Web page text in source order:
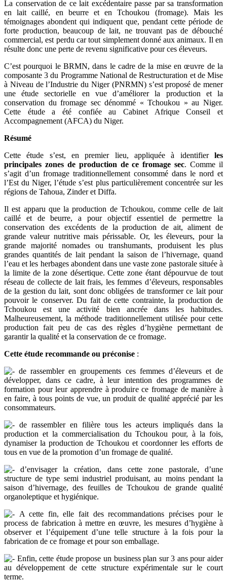
La conservation de ce lait excédentaire passe par sa transformation
en lait caillé, en beurre et en Tchoukou (fromage). Mais les
témoignages abondent qui indiquent que, pendant cette période de
forte production, beaucoup de lait, ne trouvant pas de débouché
commercial, est perdu car tout simplement donné aux animaux. Il en
résulte donc une perte de revenu significative pour ces éleveurs.
C’est pourquoi le BRMN, dans le cadre de la mise en œuvre de la
composante 3 du Programme National de Restructuration et de Mise
à Niveau de l’Industrie du Niger (PNRMN) s’est proposé de mener
une étude sectorielle en vue d’améliorer la production et la
conservation du fromage sec dénommé « Tchoukou » au Niger.
Cette étude a été confiée au Cabinet Afrique Conseil et
Accompagnement (AFCA) du Niger.
Résumé
Cette étude s’est, en premier lieu, appliquée à identifier les
principales zones de production de ce fromage sec. Comme il
s’agit d’un fromage traditionnellement consommé dans le nord et
l’Est du Niger, l’étude s’est plus particulièrement concentrée sur les
régions de Tahoua, Zinder et Diffa.
Il est apparu que la production de Tchoukou, comme celle de lait
caillé et de beurre, a pour objectif essentiel de permettre la
conservation des excédents de la production de ait, aliment de
grande valeur nutritive mais périssable. Or, les éleveurs, pour la
grande majorité nomades ou transhumants, produisent les plus
grandes quantités de lait pendant la saison de l’hivernage, quand
l’eau et les herbages abondent dans une vaste zone pastorale située à
la limite de la zone désertique. Cette zone étant dépourvue de tout
réseau de collecte de lait frais, les femmes d’éleveurs, responsables
de la gestion du lait, sont donc obligées de transformer ce lait pour
pouvoir le conserver. Du fait de cette contrainte, la production de
Tchoukou est une activité bien ancrée dans les habitudes.
Malheureusement, la méthode traditionnellement utilisée pour cette
production fait peu de cas des règles d’hygiène permettant de
garantir la qualité et la conservation de ce fromage.
Cette étude recommande ou préconise :
de rassembler en groupements ces femmes d’éleveurs et de
développer, dans ce cadre, à leur intention des programmes de
formation pour leur apprendre à produire ce fromage de manière à
en faire, à tous points de vue, un produit de qualité apprécié par les
consommateurs.
de rassembler en filière tous les acteurs impliqués dans la
production et la commercialisation du Tchoukou pour, à la fois,
dynamiser la production de Tchoukou et coordonner les efforts de
tous en vue de la promotion d’un fromage de qualité.
d’envisager la création, dans cette zone pastorale, d’une
structure de type semi industriel produisant, au moins pendant la
saison d’hivernage, des feuilles de Tchoukou de grande qualité
organoleptique et hygiénique.
A cette fin, elle fait des recommandations précises pour le
process de fabrication à mettre en œuvre, les mesures d’hygiène à
observer et l’équipement d’une telle structure à la fois pour la
fabrication de ce fromage et pour son emballage.
Enfin, cette étude propose un business plan sur 3 ans pour aider
au développement de cette structure expérimentale sur le court
terme.